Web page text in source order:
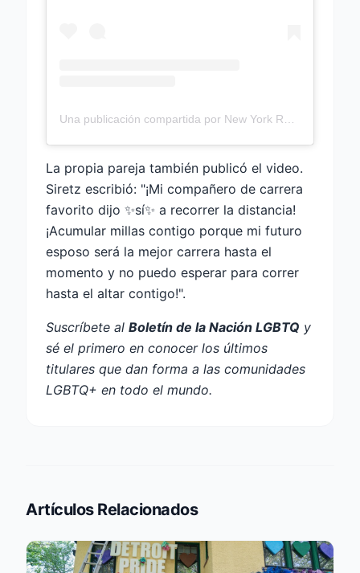
La propia pareja también publicó el video.
Siretz escribió: "¡Mi compañero de carrera
favorito dijo ✨sí✨ a recorrer la distancia!
¡Acumular millas contigo porque mi futuro
esposo será la mejor carrera hasta el
momento y no puedo esperar para correr
hasta el altar contigo!".
Suscríbete al Boletín de la Nación LGBTQ y
sé el primero en conocer los últimos
titulares que dan forma a las comunidades
LGBTQ+ en todo el mundo.
Artículos Relacionados